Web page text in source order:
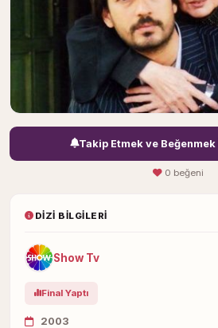
Takip Etmek ve
0 beğeni
DIZI BILGILERI
Show Tv
Final Yaptı
2003